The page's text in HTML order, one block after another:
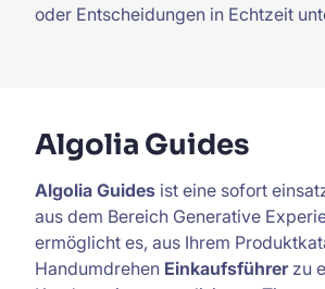
oder Entscheidungen in Echtzeit
Algolia Guides
Algolia Guides ist eine sofort
aus dem Bereich Generative
ermöglicht es, aus Ihrem
Handumdrehen Einkaufsführer zu